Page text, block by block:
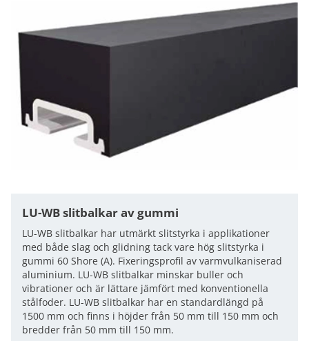
LU-WB slitbalkar av gummi
LU-WB slitbalkar har utmärkt slitstyrka i applikationer
med både slag och glidning tack vare hög slitstyrka i
gummi 60 Shore (A). Fixeringsprofil av varmvulkaniserad
aluminium. LU-WB slitbalkar minskar buller och
vibrationer och är lättare jämfört med konventionella
stålfoder. LU-WB slitbalkar har en standardlängd på
1500 mm och finns i höjder från 50 mm till 150 mm och
bredder från 50 mm till 150 mm.